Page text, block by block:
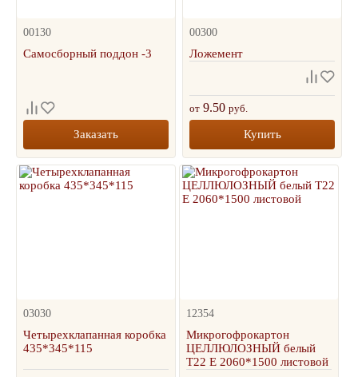
00130
Самосборный поддон -3
Заказать
00300
Ложемент
от 9.50руб.
Купить
03030
Четырехклапанная коробка
435*345*115
12354
Микрогофрокартон
ЦЕЛЛЮЛОЗНЫЙ белый
Т22 Е 2060*1500 листовой